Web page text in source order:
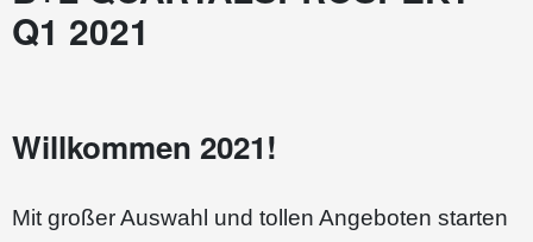
Q1 2021
Willkommen 2021!
Mit großer Auswahl und tollen Angeboten starten